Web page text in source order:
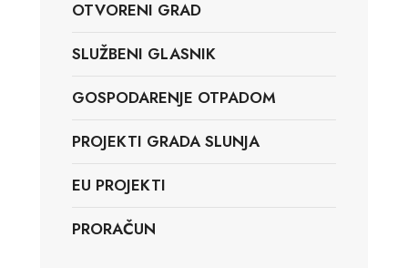
OTVORENI GRAD
SLUŽBENI GLASNIK
GOSPODARENJE OTPADOM
PROJEKTI GRADA SLUNJA
EU PROJEKTI
PRORAČUN